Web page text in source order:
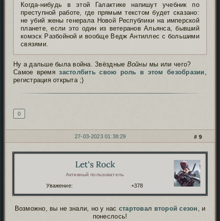
Когда-нибудь в этой Галактике напишут учебник по
преступной работе, где прямым текстом будет сказано:
не убий жены генерала Новой Республики на имперской
планете, если это один из ветеранов Альянса, бывший
комэск Разбойной и вообще Ведж Антиллес с большими
связями.
Ну а дальше была война. Звёздные Войнымы или чего?
Самое времязастолбить свою роль в этом безобразии
регистрация открыта ;)
0
9
27-03-2023 01:38:29
Let's Rock
Активный пользователь
Уважение: +378
Возможно, вы не знали, но у нас стартовал второй сезон , и
понеслось!